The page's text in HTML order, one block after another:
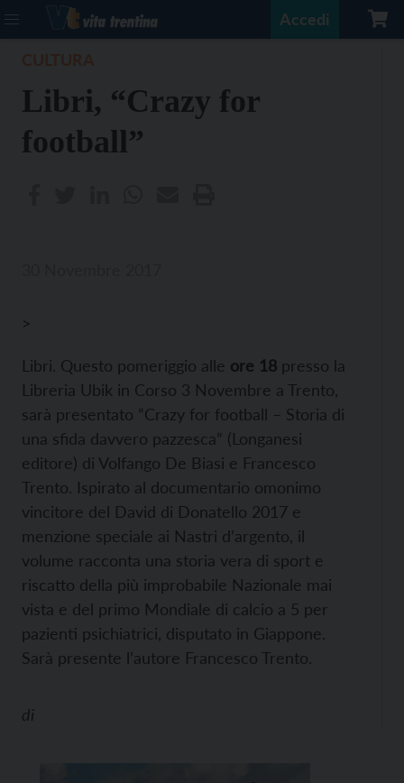
Accedi
Libri, “Crazy for
football”
>
Libri. Questo pomeriggio alle ore 18 presso la
Libreria Ubik in Corso 3 Novembre a Trento,
sarà presentato “Crazy for football – Storia di
una sfida davvero pazzesca” (Longanesi
editore) di Volfango De Biasi e Francesco
Trento. Ispirato al documentario omonimo
vincitore del David di Donatello 2017 e
menzione speciale ai Nastri d’argento, il
volume racconta una storia vera di sport e
riscatto della più improbabile Nazionale mai
vista e del primo Mondiale di calcio a 5 per
pazienti psichiatrici, disputato in Giappone.
Sarà presente l’autore Francesco Trento.
di